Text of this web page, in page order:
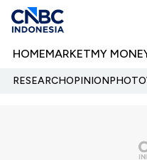
HOMEMARKETMY
RESEARCHOPINIONPHOTO